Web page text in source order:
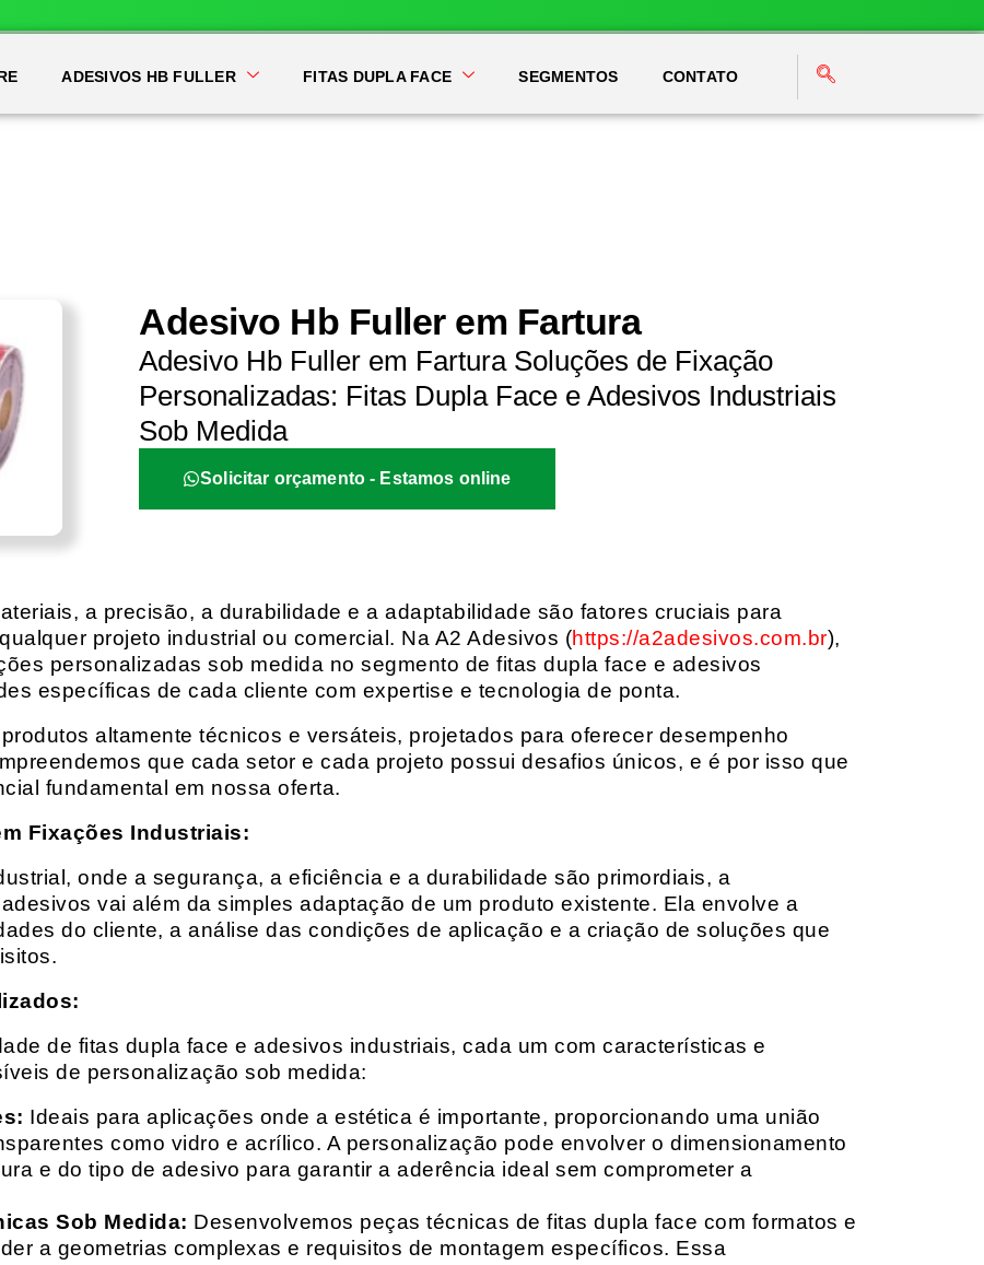
ADESIVOS HB FULLER FITAS DUPLA FACE SEGMENTOS CONTATO
Adesivo Hb Fuller em Fartura
Adesivo Hb Fuller em Fartura Soluções de Fixação
Personalizadas: Fitas Dupla Face e Adesivos Industriais
Sob Medida
Solicitar orçamento - Estamos online
a precisão, a durabilidade e a adaptabilidade são fatores cruciais para
projeto industrial ou comercial. Na A2 Adesivos (https://a2adesivos.com.br),
personalizadas sob medida no segmento de fitas dupla face e adesivos
específicas de cada cliente com expertise e tecnologia de ponta.
altamente técnicos e versáteis, projetados para oferecer desempenho
que cada setor e cada projeto possui desafios únicos, e é por isso que
fundamental em nossa oferta.
Fixações Industriais:
onde a segurança, a eficiência e a durabilidade são primordiais, a
vai além da simples adaptação de um produto existente. Ela envolve a
do cliente, a análise das condições de aplicação e a criação de soluções que
de fitas dupla face e adesivos industriais, cada um com características e
de personalização sob medida:
Ideais para aplicações onde a estética é importante, proporcionando uma união
como vidro e acrílico. A personalização pode envolver o dimensionamento
e do tipo de adesivo para garantir a aderência ideal sem comprometer a
Sob Medida: Desenvolvemos peças técnicas de fitas dupla face com formatos e
a geometrias complexas e requisitos de montagem específicos. Essa